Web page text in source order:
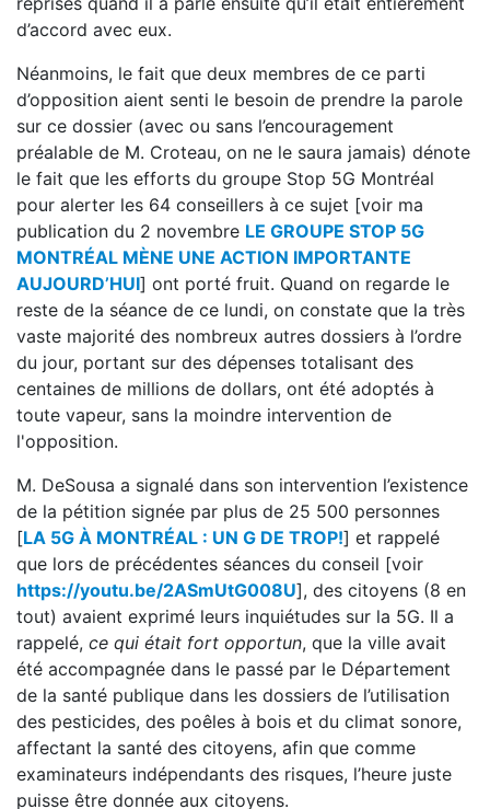
d’accord avec eux.
Néanmoins, le fait que deux membres de ce parti
d’opposition aient senti le besoin de prendre la parole
sur ce dossier (avec ou sans l’encouragement
préalable de M. Croteau, on ne le saura jamais) dénote
le fait que les efforts du groupe Stop 5G Montréal
pour alerter les 64 conseillers à ce sujet [voir ma
publication du 2 novembre LE GROUPE STOP 5G
MONTRÉAL MÈNE UNE ACTION IMPORTANTE
AUJOURD’HUI] ont porté fruit. Quand on regarde le
reste de la séance de ce lundi, on constate que la très
vaste majorité des nombreux autres dossiers à l’ordre
du jour, portant sur des dépenses totalisant des
centaines de millions de dollars, ont été adoptés à
toute vapeur, sans la moindre intervention de
l'opposition.
M. DeSousa a signalé dans son intervention l’existence
de la pétition signée par plus de 25 500 personnes
[LA 5G À MONTRÉAL : UN G DE TROP!] et rappelé
que lors de précédentes séances du conseil [voir
https://youtu.be/2ASmUtG008U], des citoyens (8 en
tout) avaient exprimé leurs inquiétudes sur la 5G. Il a
rappelé, ce qui était fort opportun, que la ville avait
été accompagnée dans le passé par le Département
de la santé publique dans les dossiers de l’utilisation
des pesticides, des poêles à bois et du climat sonore,
affectant la santé des citoyens, afin que comme
examinateurs indépendants des risques, l’heure juste
puisse être donnée aux citoyens.